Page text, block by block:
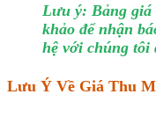
Lưu ý: Bảng giá
khảo để nhận
hệ với chúng
Lưu Ý Về Giá Thu